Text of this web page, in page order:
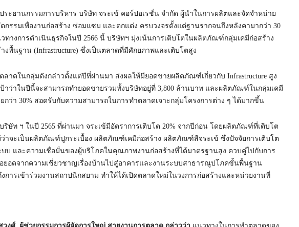
ะธานกรรมการบริหาร บริษัท จระเข้ คอร์ปอเรชั่น จำกัด ผู้นำในการผลิตและจัดจำหน่าย
กรรมเพื่องานก่อสร้าง ซ่อมแซม และตกแต่ง ครบวงจรตั้งแต่ฐานรากจนถึงหลังคามากว่า 30
ทางการดำเนินธุรกิจในปี 2566 นี้ บริษัทฯ มุ่งเน้นการเติบโตในผลิตภัณฑ์กลุ่มเคมีก่อสร้าง
งพื้นฐาน (Infrastructure) ซึ่งเป็นตลาดที่มีศักยภาพและเติบโตสูง
ลาดในกลุ่มดังกล่าวตั้งแต่ปีที่ผ่านมา ส่งผลให้มียอดขายผลิตภัณฑ์เกี่ยวกับ Infrastructure สูง
าว่าในปีนี้จะสามารถทำยอดขายรวมทั้งบริษัทอยู่ที่ 3,800 ล้านบาท และผลิตภัณฑ์ในกลุ่มเคมี
กว่า 30% สอดรับกับความสามารถในการทำตลาดเจาะกลุ่มโครงการต่าง ๆ ได้มากขึ้น
ษัท ฯ ในปี 2565 ที่ผ่านมา จระเข้มีอัตราการเติบโต 20% จากปีก่อน โดยผลิตภัณฑ์ที่เติบโต
าจะเป็นผลิตภัณฑ์ปูกระเบื้อง ผลิตภัณฑ์เคมีก่อสร้าง ผลิตภัณฑ์สีจระเข้ ซึ่งปัจจัยการเติบโต
บบ และความเชื่อมั่นของผู้บริโภคในคุณภาพงานก่อสร้างที่ได้มาตรฐานสูง ควบคู่ไปกับการ
ยอดจากความเชี่ยวชาญเรื่องบ้านไปสู่อาคารและงานระบบสาธารณูปโภคขั้นพื้นฐาน
งการเข้าร่วมงานสถาปนิกสยาม ทำให้ได้เปิดตลาดใหม่ในวงการก่อสร้างและหน่วยงานที่